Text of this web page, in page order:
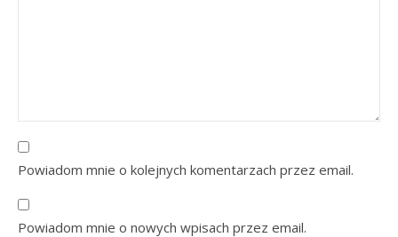
Powiadom mnie o kolejnych komentarzach przez email.
Powiadom mnie o nowych wpisach przez email.